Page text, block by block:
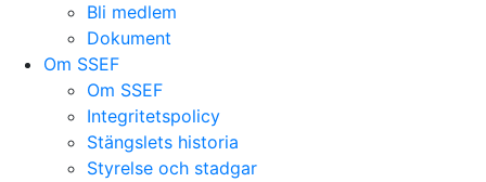
Bli medlem
Dokument
Om SSEF
Om SSEF
Integritetspolicy
Stängslets historia
Styrelse och stadgar